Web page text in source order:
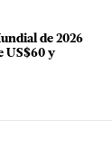
de 2026
US$60 y